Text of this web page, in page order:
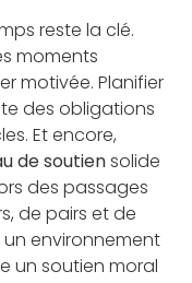
reste la clé.
moments
motivée. Planifier
des obligations
Et encore,
de soutiensolide
des passages
de pairs et de
environnement
un soutien moral